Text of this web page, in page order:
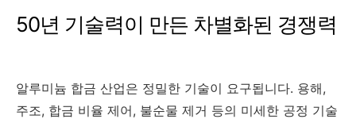
50년 기술력이 만든 차별화된 경쟁력
알루미늄 합금 산업은 정밀한 기술이 요구됩니다. 용해,
주조, 합금 비율 제어, 불순물 제거 등의 미세한 공정 기술